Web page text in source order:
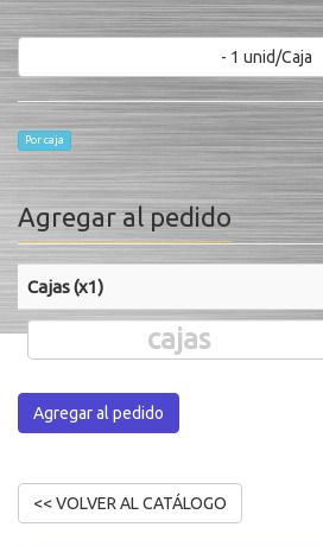
- 1 unid/Caja
Por caja
Agregar al pedido
Cajas (x1)
Agregar al pedido